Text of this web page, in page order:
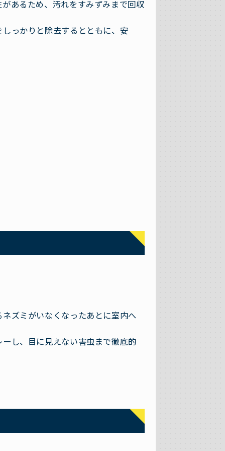
あるため、汚れをすみずみまで回収
っかりと除去するとともに、安
ズミがいなくなったあとに室内へ
し、目に見えない害虫まで徹底的